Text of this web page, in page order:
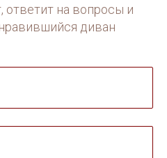
ответит на вопросы и
диван